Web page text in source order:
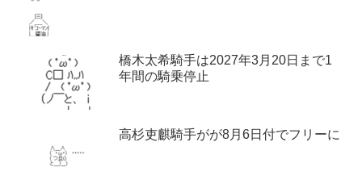
橋木太希騎手は2027年3月20日まで1
年間の騎乗停止
高杉吏麒騎手がが8月6日付でフリーに